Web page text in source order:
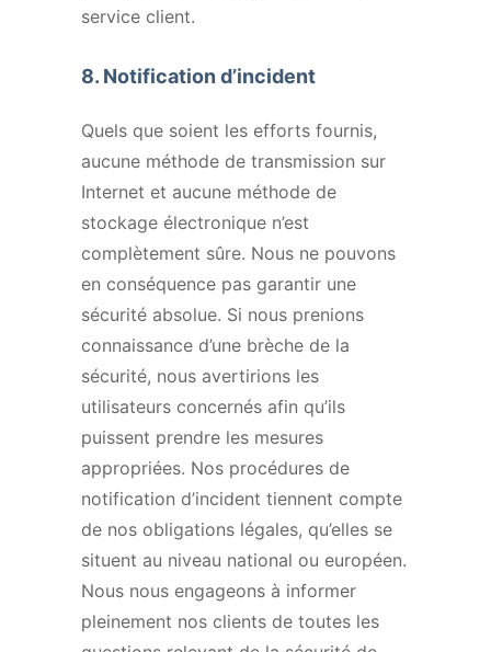
service client.
8. Notification d’incident
Quels que soient les efforts fournis,
aucune méthode de transmission sur
Internet et aucune méthode de
stockage électronique n’est
complètement sûre. Nous ne pouvons
en conséquence pas garantir une
sécurité absolue. Si nous prenions
connaissance d’une brèche de la
sécurité, nous avertirions les
utilisateurs concernés afin qu’ils
puissent prendre les mesures
appropriées. Nos procédures de
notification d’incident tiennent compte
de nos obligations légales, qu’elles se
situent au niveau national ou européen.
Nous nous engageons à informer
pleinement nos clients de toutes les